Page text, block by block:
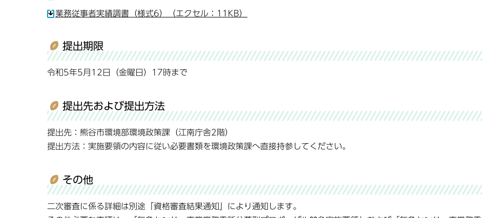
業務従事者実績調書（様式6）（エクセル：11KB）
提出期限
令和5年5月12日（金曜日）17時まで
提出先および提出方法
提出先：熊谷市環境部環境政策課（江南庁舎2階）
提出方法：実施要領の内容に従い必要書類を環境政策課へ直接持参してください。
その他
二次審査に係る詳細は別途「資格審査結果通知」により通知します。